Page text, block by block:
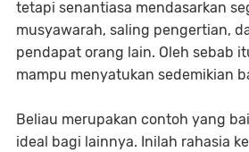
tetapi senantiasa mendasarkan
musyawarah, saling pengertian,
pendapat orang lain. Oleh sebab
mampu menyatukan sedemikian
Beliau merupakan contoh yang
ideal bagi lainnya. Inilah rahasia